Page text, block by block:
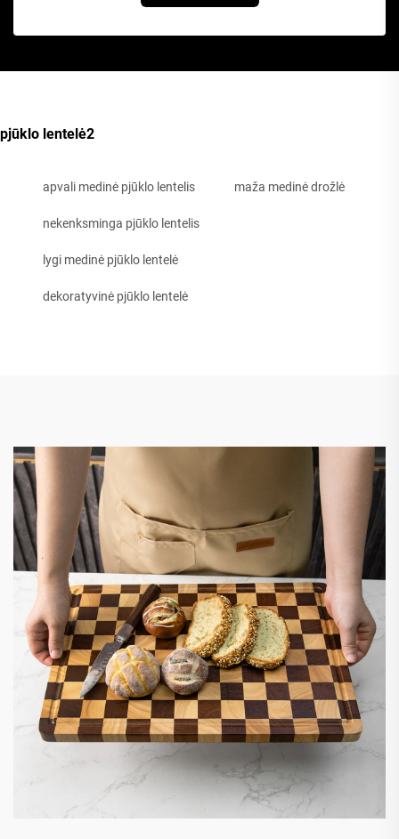
pjūklo lentelė2
apvali medinė pjūklo lentelis maža medinė drožlė
nekenksminga pjūklo lentelis
lygi medinė pjūklo lentelė
dekoratyvinė pjūklo lentelė